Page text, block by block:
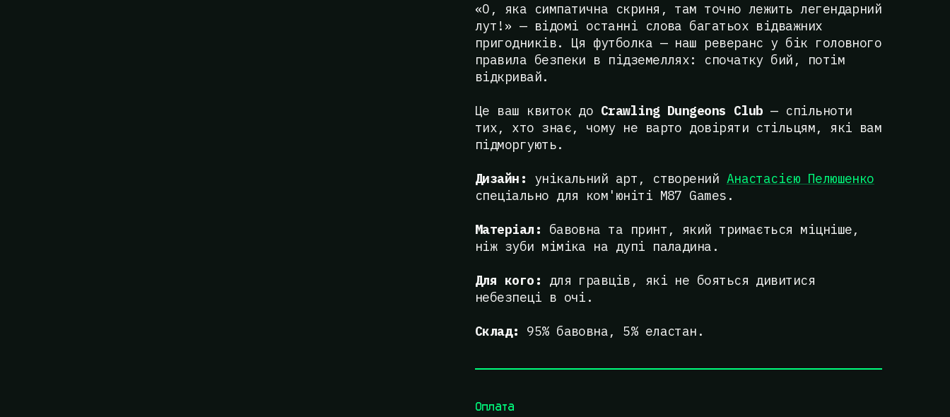
«О, яка симпатична скриня, там точно лежить легендарний
лут!» — відомі останні слова багатьох відважних
пригодників. Ця футболка — наш реверанс у бік головного
правила безпеки в підземеллях: спочатку бий, потім
відкривай.
Це ваш квиток до Crawling Dungeons Club — спільноти
тих, хто знає, чому не варто довіряти стільцям, які вам
підморгують.
Дизайн: унікальний арт, створений Анастасією Пелюшенко
спеціально для ком'юніті M87 Games.
Матеріал: бавовна та принт, який тримається міцніше,
ніж зуби міміка на дупі паладина.
Для кого: для гравців, які не бояться дивитися
небезпеці в очі.
Склад: 95% бавовна, 5% еластан.
Оплата